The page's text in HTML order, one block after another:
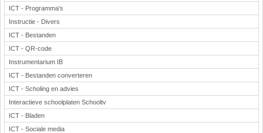
ICT - Programma's
Instructie - Divers
ICT - Bestanden
ICT - QR-code
Instrumentarium IB
ICT - Bestanden converteren
ICT - Scholing en advies
Interactieve schoolplaten Schooltv
ICT - Bladen
ICT - Sociale media